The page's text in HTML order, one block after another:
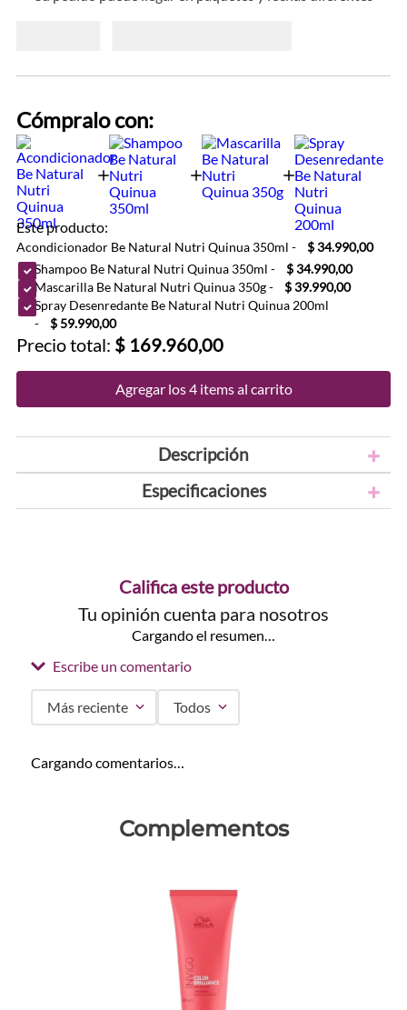
Cómpralo con:
Este producto:
Acondicionador Be Natural Nutri Quinua 350ml -
$ 34.990,00
Shampoo Be Natural Nutri Quinua 350ml -
$ 34.990,00
Mascarilla Be Natural Nutri Quinua 350g-
$ 39.990,00
Spray Desenredante Be Natural Nutri Quinua 200ml
-
$ 59.990,00
Precio total: $ 169.960,00
Agregar los 4 items al carrito
Descripción
Especificaciones
Califica este producto
Tu opinión cuenta para nosotros
Cargando el resumen…
Escribe un comentario
Dirección de email
Más reciente Todos
Cargando comentarios…
Complementos